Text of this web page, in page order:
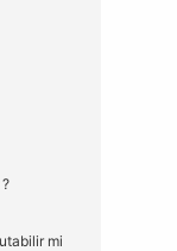
mi